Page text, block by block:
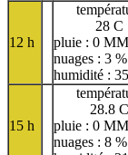
12 h
28 C
pluie : 0 MM
nuages : 3 %
humidité :
15 h
28.8 C
pluie : 0 MM
nuages : 8 %